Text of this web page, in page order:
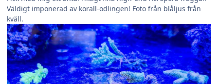
Väldigt imponerad av korall-odlingen! Foto från blåljus från
kväll.